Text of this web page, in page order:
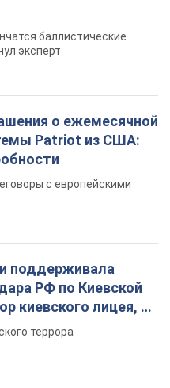
баллистические
эксперт
о ежемесячной
Patriot из США:
с европейскими
поддерживала
РФ по Киевской
киевского лицея, её
террора